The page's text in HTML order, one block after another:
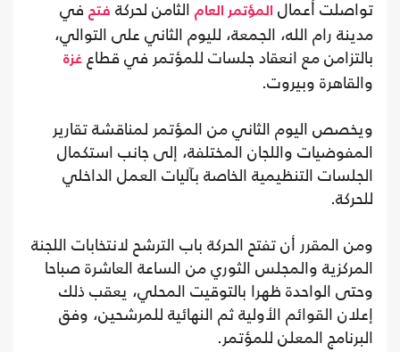
تواصلت أعمال المؤتمر العام الثامن لحركة فتح في
مدينة رام الله، الجمعة، لليوم الثاني على التوالي،
بالتزامن مع انعقاد جلسات للمؤتمر في قطاع غزة
والقاهرة وبيروت.
ويخصص اليوم الثاني من المؤتمر لمناقشة تقارير
المفوضيات واللجان المختلفة، إلى جانب استكمال
الجلسات التنظيمية الخاصة بآليات العمل الداخلي
للحركة.
ومن المقرر أن تفتح الحركة باب الترشح لانتخابات اللجنة
المركزية والمجلس الثوري من الساعة العاشرة صباحا
وحتى الواحدة ظهرا بالتوقيت المحلي، يعقب ذلك
إعلان القوائم الأولية ثم النهائية للمرشحين، وفق
البرنامج المعلن للمؤتمر.